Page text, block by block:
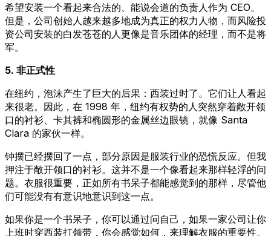
希望安装一个看起来合法的、能说会道的负责人作为 CEO。
但是，公司创始人越来越多地成为真正的权力人物，而风险投
资公司安装的白发苍苍的人更像是音乐团体的经理，而不是将
军。
5. 非正式性
在纽约，泡沫产生了巨大的后果：西装过时了。它们让人看起
来很老。因此，在 1998 年，纽约有权势的人突然穿着敞开领
口的衬衫、卡其裤和椭圆形的金属丝边眼镜，就像 Santa
Clara 的家伙一样。
钟摆已经摆回了一点，部分原因是服装行业的恐慌反应。但我
押注于敞开领口的衬衫。这并不是一个像看起来那样轻浮的问
题。衣服很重要，正如所有书呆子都能感觉到的那样，尽管他
们可能没有有意识地意识到这一点。
如果你是一个书呆子，你可以通过问自己，如果一家公司让你
上班时穿西装打领带，你会感觉如何，来理解衣服的重要性。